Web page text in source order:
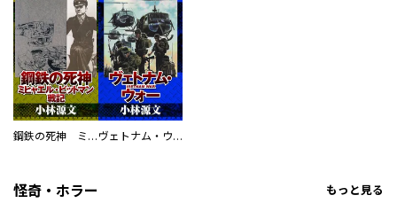
鋼鉄の死神 ミヒャエル・ビットマン戦記 ヴェトナム・ウォー VIETNAM WAR
怪奇・ホラー もっと見る